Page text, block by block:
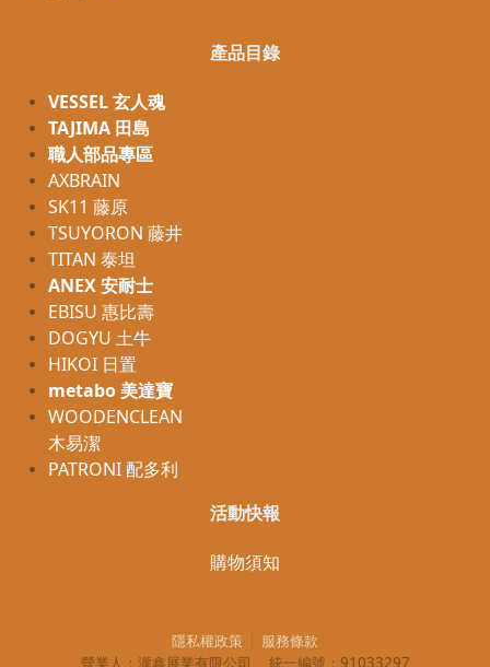
產品目錄
VESSEL 玄人魂
TAJIMA 田島
職人部品專區
AXBRAIN
SK11 藤原
TSUYORON 藤井
TITAN 泰坦
ANEX 安耐士
EBISU 惠比壽
DOGYU 土牛
HIKOI 日置
metabo 美達寶
WOODENCLEAN
木易潔
PATRONI 配多利
活動快報
購物須知
隱私權政策
服務條款
營業人： 瀧鑫展業有限公司 統一編號： 91033297